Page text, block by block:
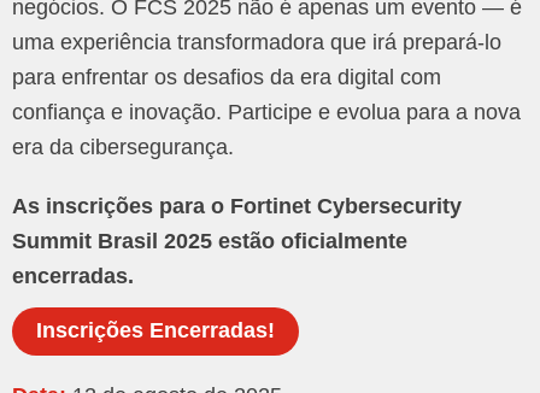
negócios. O FCS 2025 não é apenas um evento — é
uma experiência transformadora que irá prepará-lo
para enfrentar os desafios da era digital com
confiança e inovação. Participe e evolua para a nova
era da cibersegurança.
As inscrições para o Fortinet Cybersecurity
Summit Brasil 2025 estão oficialmente
encerradas.
Inscrições Encerradas!